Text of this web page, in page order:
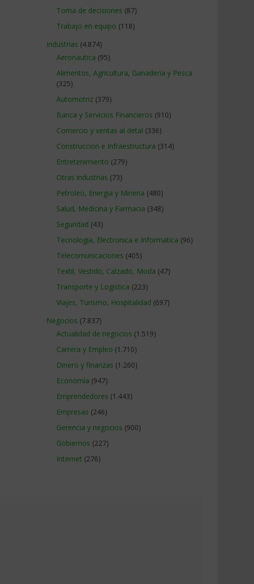
Toma de decisiones (87)
Trabajo en equipo (118)
Industrias (4.874)
Aeronautica (95)
Alimentos, Agricultura, Ganaderia y Pesca
(325)
Automotriz (379)
Banca y Servicios Financieros (910)
Comercio y ventas al detal (336)
Construccion e Infraestructura (314)
Entretenimiento (279)
Otras industrias (73)
Petroleo, Energia y Mineria (480)
Salud, Medicina y Farmacia (348)
Seguridad (43)
Tecnologia, Electronica e Informatica (96)
Telecomunicaciones (405)
Textil, Vestido, Calzado, Moda (47)
Transporte y Logistica (223)
Viajes, Turismo, Hospitalidad (697)
Negocios (7.837)
Actualidad de negocios (1.519)
Carrera y Empleo (1.710)
Dinero y finanzas (1.260)
Economía (947)
Emprendedores (1.443)
Empresas (246)
Gerencia y negocios (900)
Gobiernos (227)
Internet (276)